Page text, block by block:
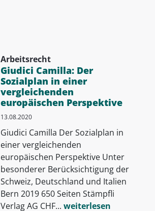
Arbeitsrecht
Giudici Camilla: Der
Sozialplan in einer
vergleichenden
europäischen Perspektive
13.08.2020
Giudici Camilla Der Sozialplan in
einer vergleichenden
europäischen Perspektive Unter
besonderer Berücksichtigung der
Schweiz, Deutschland und Italien
Bern 2019 650 Seiten Stämpfli
Verlag AG CHF... weiterlesen